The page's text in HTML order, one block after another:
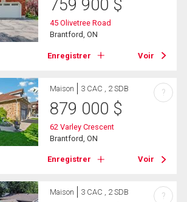
759 900 $
45 Olivetree Road
Brantford, ON
Enregistrer Voir
Maison 3 CAC , 2 SDB
879 000 $
62 Varley Crescent
Brantford, ON
Enregistrer Voir
?
Maison 3 CAC , 2 SDB ?